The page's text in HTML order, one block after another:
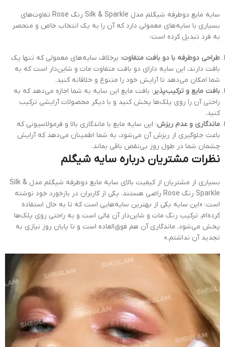
سایه مایع دوطرفه شیگلم مدل Silk & Sparkle رنگ Rose تفاوت‌های
بسیاری با سایه‌های معمولی دارد که آن را به یک انتخاب خاص و منحصر
به فرد تبدیل کرده است:
طراحی دوطرفه با دو بافت متفاوت: برخلاف سایه‌های معمولی که تنها یک
بافت دارند، این سایه دارای دو بافت متفاوت مات و شاین‌دار است که به
شما امکان می‌دهد تا آرایش خود را متنوع و خلاقانه کنید.
بافت مایع و ترکیب‌پذیر: بافت مایع این سایه به شما اجازه می‌دهد که به
راحتی آن را روی پلک‌ها پخش کنید و با دیگر محصولات آرایشی ترکیب
کنید.
ماندگاری و عدم ریزش: این سایه مایع با ماندگاری بالا و فرمولاسیونی که
باعث جلوگیری از ریزش آن می‌شود، به شما اطمینان می‌دهد که آرایش
چشمان شما در طول روز بی‌نقص باقی بماند.
نظرات مشتریان درباره سایه شیگلم
بسیاری از مشتریان از کیفیت بالای سایه مایع دوطرفه شیگلم مدل Silk &
Sparkle رنگ Rose راضی هستند. یکی از کاربران در بازخورد خود نوشته
است: «این سایه یکی از بهترین سایه‌هایی است که تا به حال استفاده
کرده‌ام. ترکیب رنگ مات و شاین‌دار آن عالی است و به راحتی روی پلک‌ها
پخش می‌شود. ماندگاری آن هم فوق‌العاده است و تا پایان روز نیازی به
تجدید آن نداشتم.»